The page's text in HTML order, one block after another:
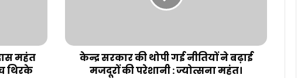
महंत
थिरके
केन्द्र सरकार की थोपी गई नीतियों ने बढ़ाई
मजदूरों की परेशानी : ज्योत्सना महंत।